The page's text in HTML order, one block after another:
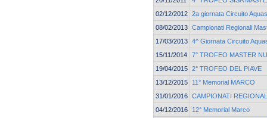
02/12/2012 2a giornata Circuito
08/02/2013 Campionati Regionali
17/03/2013 4^ Giornata Circuito
15/11/2014
7° TROFEO MASTER
19/04/2015 2° TROFEO DEL PIAVE
13/12/2015
11° Memorial MARCO
31/01/2016 CAMPIONATI
04/12/2016
12° Memorial Marco